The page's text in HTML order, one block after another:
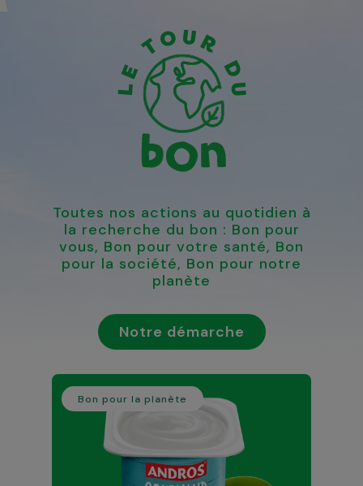
Toutes nos actions au quotidien à
la recherche du bon : Bon pour
vous, Bon pour votre santé, Bon
pour la société, Bon pour notre
planète
Notre démarche
Bon pour la planète